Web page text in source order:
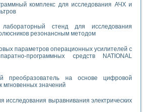
комплекс для исследования АЧХ и
лабораторный стенд для исследования
резонансным методом
параметров операционных усилителей с
программных средств NATIONAL
преобразователь на основе цифровой
мгновенных значений
исследования выравнивания электрических